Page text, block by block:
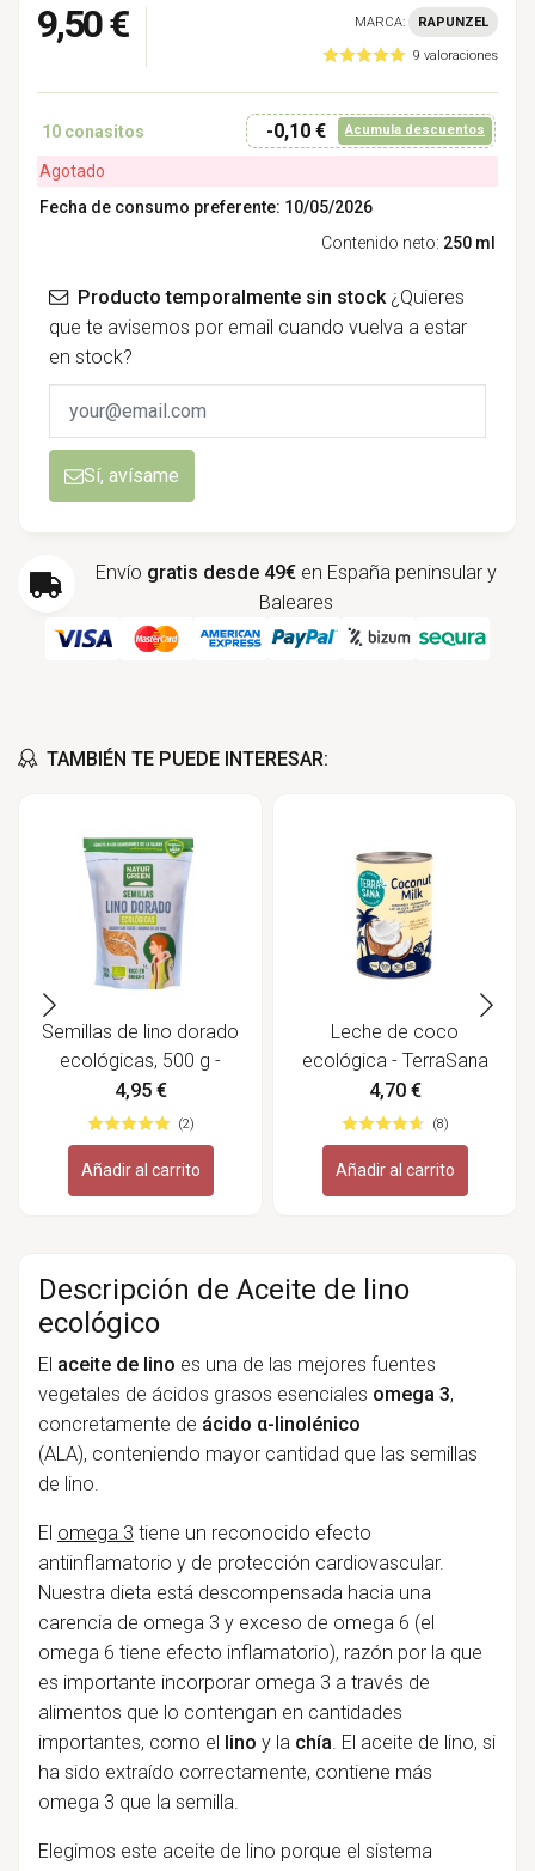
9,50 € MARCA: RAPUNZEL
9 valoraciones
10 conasitos -0,10 € Acumula descuentos
Agotado
Fecha de consumo preferente: 10/05/2026
Contenido neto: 250 ml
Producto temporalmente sin stock¿Quieres
que te avisemos por email cuando vuelva a estar
en stock?
Sí, avísame
Envío gratis desde 49€ en España peninsular y
Baleares
TAMBIÉN TE PUEDE INTERESAR:
Semillas de lino dorado
ecológicas, 500 g -
Naturgreen
4,95 €
(2)
Añadir al carrito
Leche de coco
ecológica - TerraSana
4,70 €
(8)
Añadir al carrito
Descripción de Aceite de lino
ecológico
El aceite de lino es una de las mejores fuentes
vegetales de ácidos grasos esenciales omega 3,
concretamente de ácido α-linolénico
(ALA), conteniendo mayor cantidad que las semillas
de lino.
El omega 3 tiene un reconocido efecto
antiinflamatorio y de protección cardiovascular.
Nuestra dieta está descompensada hacia una
carencia de omega 3 y exceso de omega 6 (el
omega 6 tiene efecto inflamatorio), razón por la que
es importante incorporar omega 3 a través de
alimentos que lo contengan en cantidades
importantes, como el lino y la chía . El aceite de lino, si
ha sido extraído correctamente, contiene más
omega 3 que la semilla.
Elegimos este aceite de lino porque el sistema